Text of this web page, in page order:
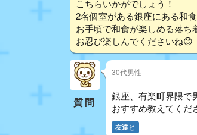
こちらいかがでしょう！
2名個室がある銀座にある和
お手頃で和食が楽しめる落ち
お忍び楽しんでくださいね😊
質問
30代男性
銀座、有楽町界隈で
おすすめ教えてくだ
友達と